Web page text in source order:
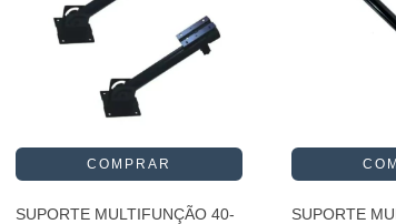
SUPORTE MULTIFUNÇÃO 40-
SUPORTE